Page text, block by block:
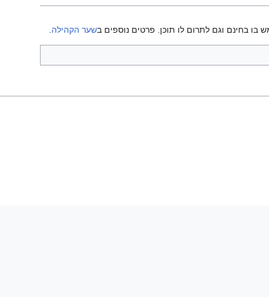
בו בחינם וגם לתרום לו תוכן. פרטים נוספים בשער הקהילה